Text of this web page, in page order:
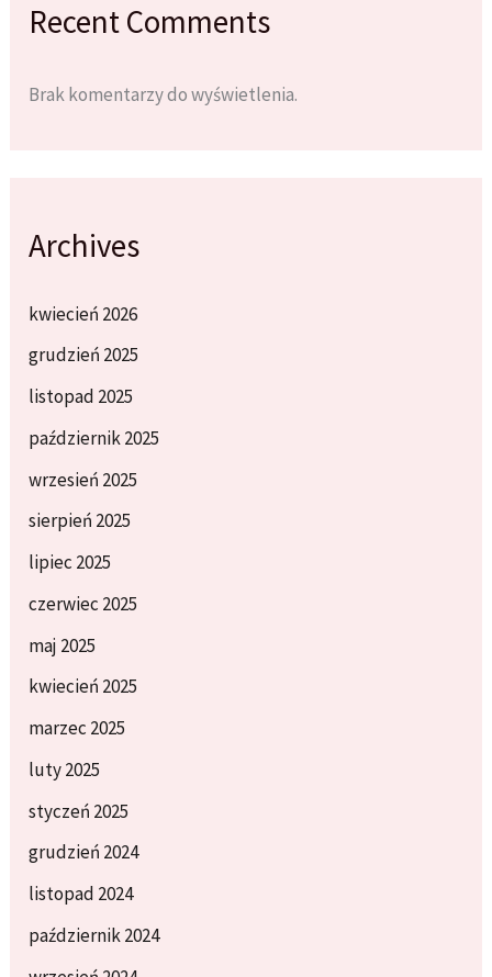
Recent Comments
Brak komentarzy do wyświetlenia.
Archives
kwiecień 2026
grudzień 2025
listopad 2025
październik 2025
wrzesień 2025
sierpień 2025
lipiec 2025
czerwiec 2025
maj 2025
kwiecień 2025
marzec 2025
luty 2025
styczeń 2025
grudzień 2024
listopad 2024
październik 2024